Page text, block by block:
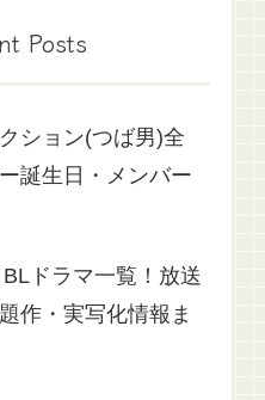
Posts
ション(つば男)全
誕生日・メンバー
BLドラマ一覧！放送
作・実写化情報ま